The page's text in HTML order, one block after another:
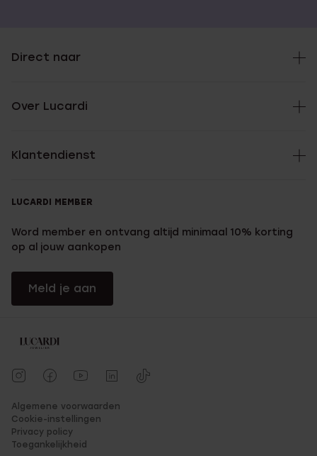
Direct naar
Over Lucardi
Klantendienst
LUCARDI MEMBER
Word member en ontvang altijd minimaal 10% korting
op al jouw aankopen
Meld je aan
Algemene voorwaarden
Cookie-instellingen
Privacy policy
Toegankelijkheid